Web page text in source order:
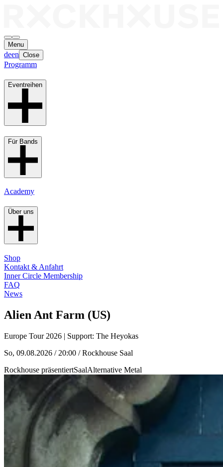
Menu
deen Close
Programm
Eventreihen
Für Bands
Academy
Über uns
Shop
Kontakt & Anfahrt
Inner Circle Membership
FAQ
News
Alien Ant Farm (US)
Europe Tour 2026 | Support: The Heyokas
So, 09.08.2026 / 20:00 / Rockhouse Saal
Rockhouse präsentiertSaalAlternative Metal